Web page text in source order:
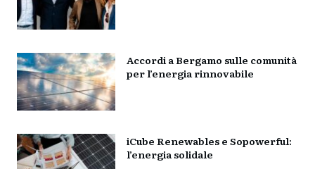
Accordi a Bergamo sulle comunità
per l’energia rinnovabile
iCube Renewables e Sopowerful:
l’energia solidale